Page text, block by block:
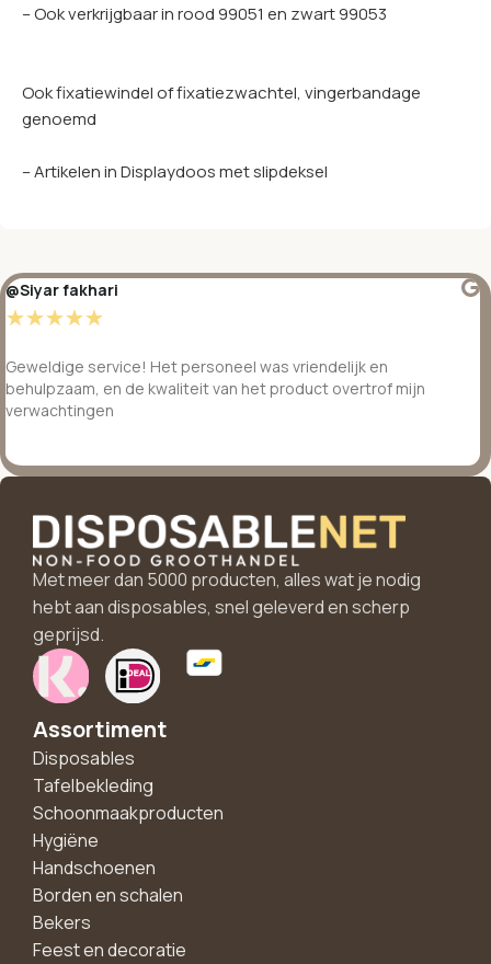
– Ook verkrijgbaar in rood 99051 en zwart 99053
Ook fixatiewindel of fixatiezwachtel, vingerbandage
genoemd
– Artikelen in Displaydoos met slipdeksel
@Siyar fakhari
☆☆☆☆☆
Geweldige service! Het personeel was vriendelijk en
behulpzaam, en de kwaliteit van het product overtrof mijn
verwachtingen
Met meer dan 5000 producten, alles wat je nodig
hebt aan disposables, snel geleverd en scherp
geprijsd.
Assortiment
Disposables
Tafelbekleding
Schoonmaakproducten
Hygiëne
Handschoenen
Borden en schalen
Bekers
Feest en decoratie